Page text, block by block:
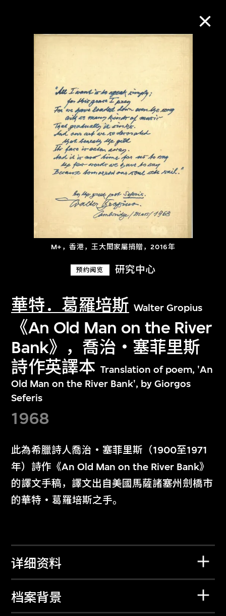
M+，香港，王大閎家屬捐贈，2016年
预约阅览 研究中心
華特．葛羅培斯 Walter Gropius
《An Old Man on the River
Bank》，喬治‧塞菲里斯
詩作英譯本 Translation of poem, 'An
Old Man on the River Bank', by Giorgos
Seferis
1968
此為希臘詩人喬治‧塞菲里斯（1900至1971
年）詩作《An Old Man on the River Bank》
的譯文手稿，譯文出自美國馬薩諸塞州劍橋市
的華特‧葛羅培斯之手。
详细资料
档案背景
M+藏品
进一步筛选
关于M+藏品
探索世界顶级的二十及二十一世纪视觉
文化藏品。